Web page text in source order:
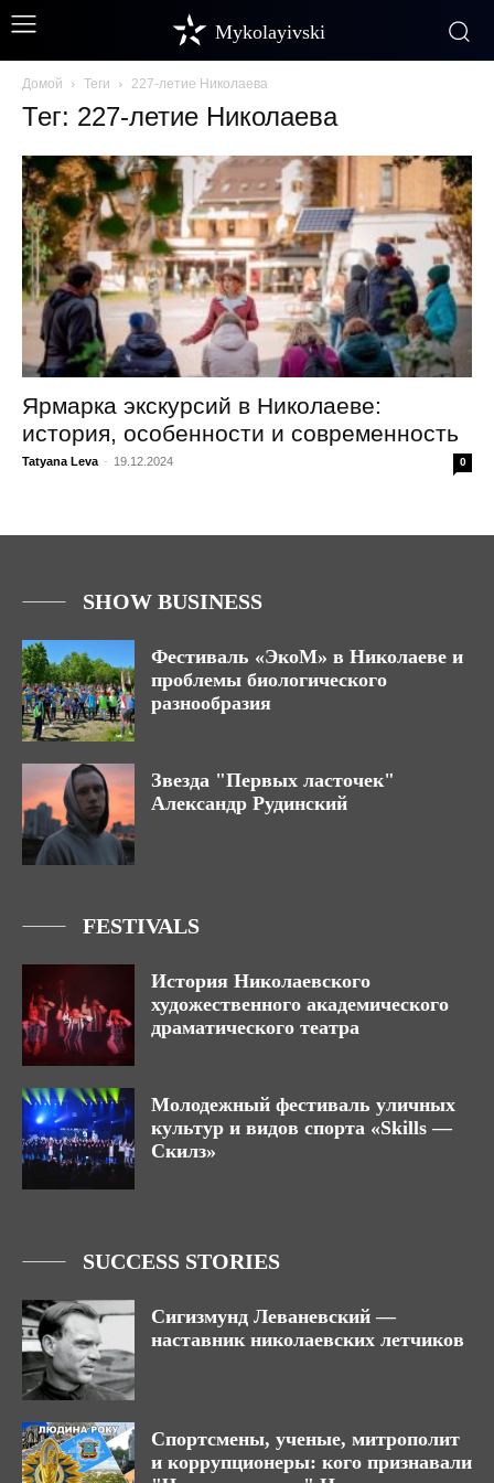
Mykolayivski
Домой Теги 227-летие Николаева
Тег: 227-летие Николаева
Ярмарка экскурсий в Николаеве:
история, особенности и современность
Tatyana Leva - 19.12.2024 0
SHOW BUSINESS
Фестиваль «ЭкоМ» в Николаеве и
проблемы биологического
разнообразия
Звезда "Первых ласточек"
Александр Рудинский
FESTIVALS
История Николаевского
художественного академического
драматического театра
Молодежный фестиваль уличных
культур и видов спорта «Skills —
Скилз»
SUCCESS STORIES
Сигизмунд Леваневский —
наставник николаевских летчиков
Спортсмены, ученые, митрополит
и коррупционеры: кого признавали